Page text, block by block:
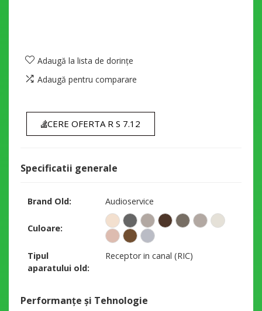
Adaugă la lista de dorințe
Adaugă pentru comparare
CERE OFERTA R S 7.12
Specificatii generale
Brand Old Audioservice
Culoare
Tipul
aparatului old
Receptor in canal (RIC)
Performanțe și Tehnologie